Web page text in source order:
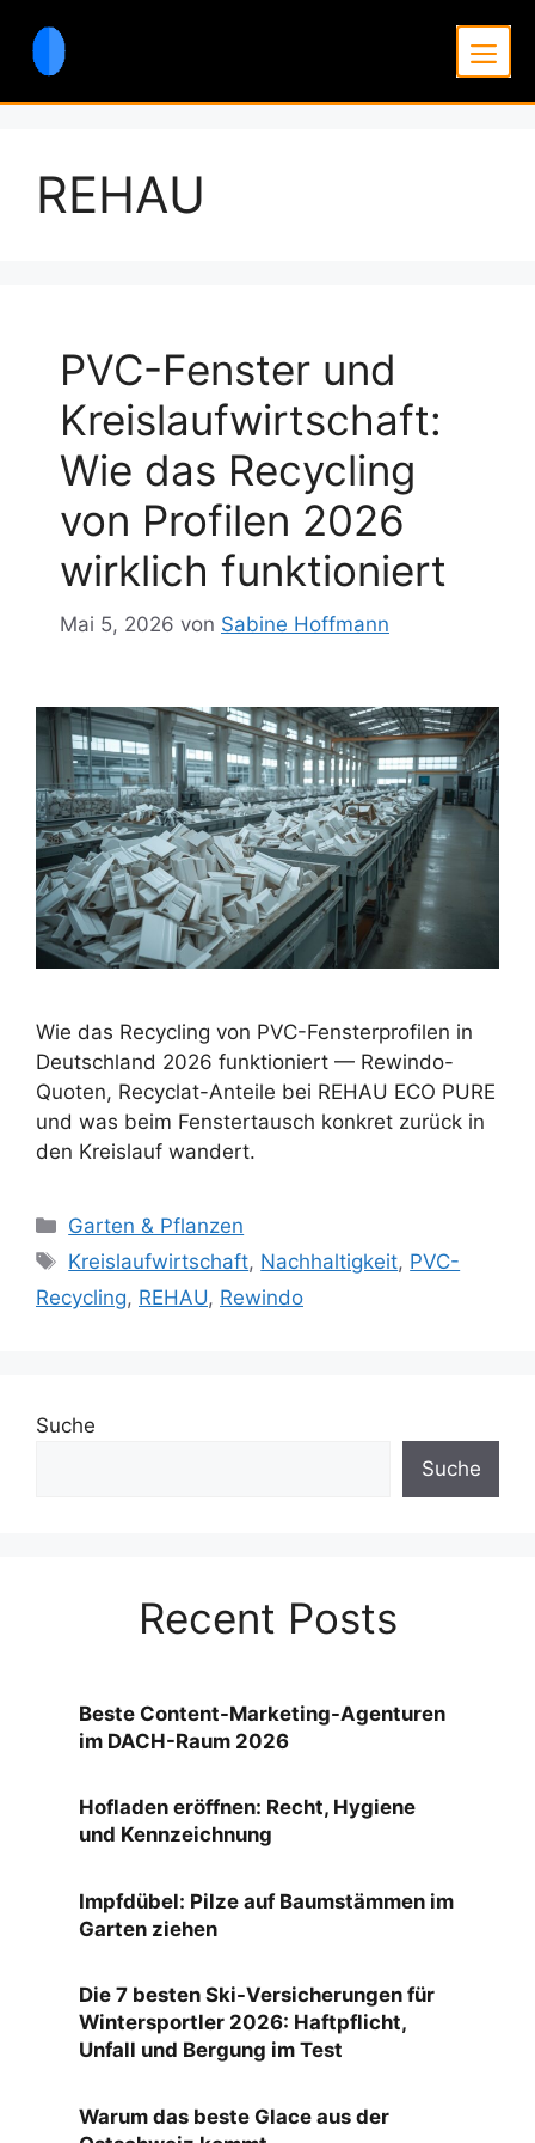
Inhalt
springen
REHAU
PVC-Fenster und
Kreislaufwirtschaft:
Wie das Recycling
von Profilen 2026
wirklich funktioniert
Mai 5, 2026 von Sabine Hoffmann
Wie das Recycling von PVC-Fensterprofilen in
Deutschland 2026 funktioniert — Rewindo-
Quoten, Recyclat-Anteile bei REHAU ECO PURE
und was beim Fenstertausch konkret zurück in
den Kreislauf wandert.
Kategorien
Garten & Pflanzen
Schlagwörter
Kreislaufwirtschaft, Nachhaltigkeit, PVC-
Recycling, REHAU, Rewindo
Suche
Suche
Recent Posts
Beste Content-Marketing-Agenturen
im DACH-Raum 2026
Hofladen eröffnen: Recht, Hygiene
und Kennzeichnung
Impfdübel: Pilze auf Baumstämmen im
Garten ziehen
Die 7 besten Ski-Versicherungen für
Wintersportler 2026: Haftpflicht,
Unfall und Bergung im Test
Warum das beste Glace aus der